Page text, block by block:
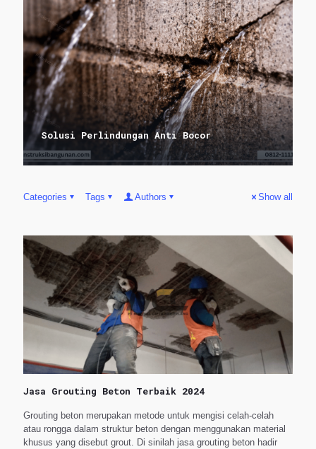
Solusi Perlindungan Anti Bocor
Categories Tags Authors Show all
Jasa Grouting Beton Terbaik 2024
Grouting beton merupakan metode untuk mengisi celah-celah
atau rongga dalam struktur beton dengan menggunakan material
khusus yang disebut grout. Di sinilah jasa grouting beton hadir